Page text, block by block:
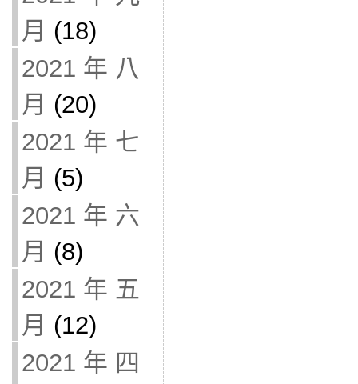
月 (18)
2021 年 八
月 (20)
2021 年 七
月 (5)
2021 年 六
月 (8)
2021 年 五
月 (12)
2021 年 四